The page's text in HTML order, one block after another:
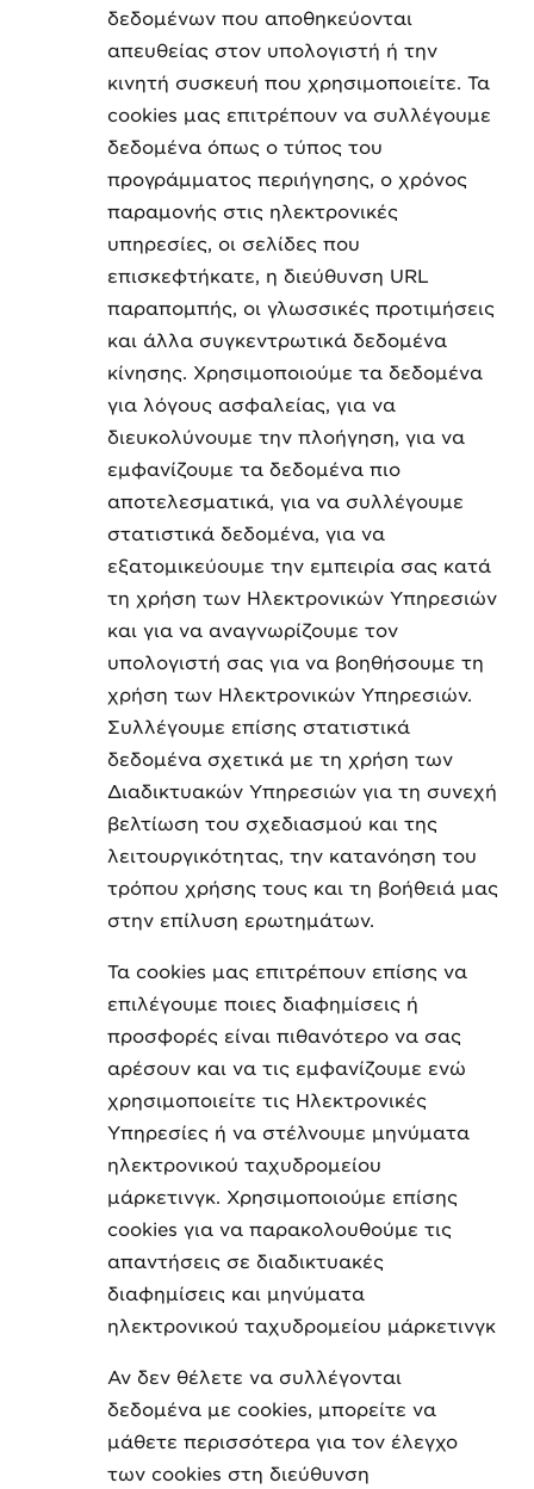
δεδομένων που αποθηκεύονται
απευθείας στον υπολογιστή ή την
κινητή συσκευή που χρησιμοποιείτε. Τα
cookies μας επιτρέπουν να συλλέγουμε
δεδομένα όπως ο τύπος του
προγράμματος περιήγησης, ο χρόνος
παραμονής στις ηλεκτρονικές
υπηρεσίες, οι σελίδες που
επισκεφτήκατε, η διεύθυνση URL
παραπομπής, οι γλωσσικές προτιμήσεις
και άλλα συγκεντρωτικά δεδομένα
κίνησης. Χρησιμοποιούμε τα δεδομένα
για λόγους ασφαλείας, για να
διευκολύνουμε την πλοήγηση, για να
εμφανίζουμε τα δεδομένα πιο
αποτελεσματικά, για να συλλέγουμε
στατιστικά δεδομένα, για να
εξατομικεύουμε την εμπειρία σας κατά
τη χρήση των Ηλεκτρονικών Υπηρεσιών
και για να αναγνωρίζουμε τον
υπολογιστή σας για να βοηθήσουμε τη
χρήση των Ηλεκτρονικών Υπηρεσιών.
Συλλέγουμε επίσης στατιστικά
δεδομένα σχετικά με τη χρήση των
Διαδικτυακών Υπηρεσιών για τη συνεχή
βελτίωση του σχεδιασμού και της
λειτουργικότητας, την κατανόηση του
τρόπου χρήσης τους και τη βοήθειά μας
στην επίλυση ερωτημάτων.
Τα cookies μας επιτρέπουν επίσης να
επιλέγουμε ποιες διαφημίσεις ή
προσφορές είναι πιθανότερο να σας
αρέσουν και να τις εμφανίζουμε ενώ
χρησιμοποιείτε τις Ηλεκτρονικές
Υπηρεσίες ή να στέλνουμε μηνύματα
ηλεκτρονικού ταχυδρομείου
μάρκετινγκ. Χρησιμοποιούμε επίσης
cookies για να παρακολουθούμε τις
απαντήσεις σε διαδικτυακές
διαφημίσεις και μηνύματα
ηλεκτρονικού ταχυδρομείου μάρκετινγκ
Αν δεν θέλετε να συλλέγονται
δεδομένα με cookies, μπορείτε να
μάθετε περισσότερα για τον έλεγχο
των cookies στη διεύθυνση